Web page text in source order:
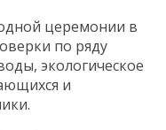
церемонии в
по ряду
экологическое
и